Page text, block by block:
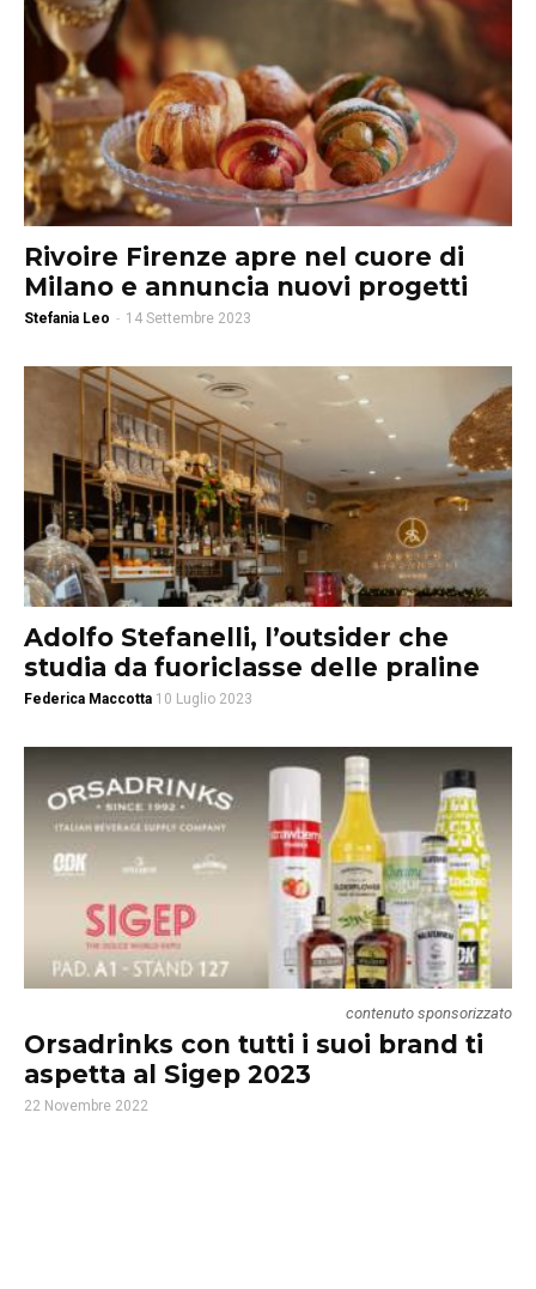
Rivoire Firenze apre nel cuore di
Milano e annuncia nuovi progetti
Stefania Leo - 14 Settembre 2023
Adolfo Stefanelli, l’outsider che
studia da fuoriclasse delle praline
Federica Maccotta 10 Luglio 2023
contenuto sponsorizzato
Orsadrinks con tutti i suoi brand ti
aspetta al Sigep 2023
22 Novembre 2022